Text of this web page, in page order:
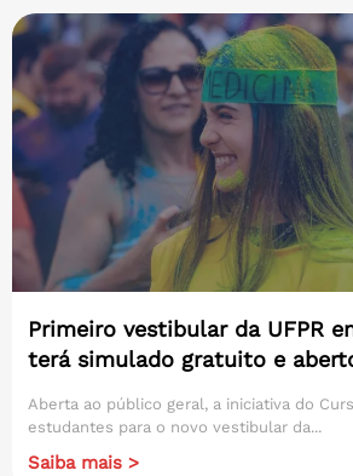
Primeiro vestibular da UFPR
terá simulado gratuito e
Aberta ao público geral, a iniciativa do
estudantes para o novo vestibular da...
Saiba mais >